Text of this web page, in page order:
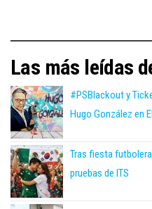
Las más leídas
#PSBlackout y
Hugo González en
Tras fiesta
pruebas de ITS